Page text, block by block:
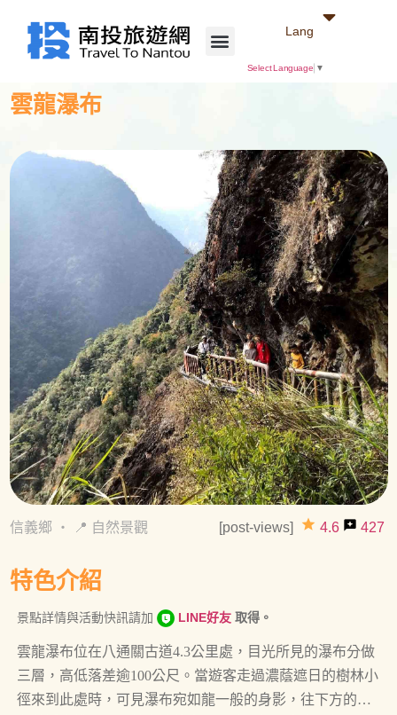
Lang
Select Language ▼
雲龍瀑布
信義鄉 ・ 📍 自然景觀 [post-views] grade 4.6 reviews 427
特色介紹
景點詳情與活動快訊請加 LINE好友 取得。
雲龍瀑布位在八通關古道4.3公里處，目光所見的瀑布分做
三層，高低落差逾100公尺。當遊客走過濃蔭遮日的樹林小
徑來到此處時，可見瀑布宛如龍一般的身影，往下方的陳